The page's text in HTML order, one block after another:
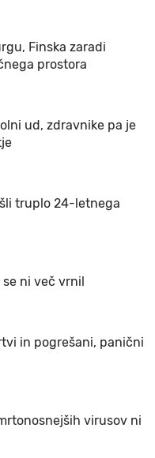
Finska zaradi
prostora
ud, zdravnike pa je
truplo 24-letnega
se ni več vrnil
in pogrešani, panični
virusov ni